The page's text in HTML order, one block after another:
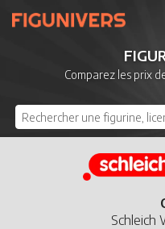
Comparez les prix
Schleich